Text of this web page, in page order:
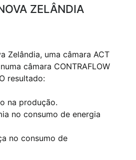
ZELÂNDIA
Zelândia, uma câmara ACT
câmara CONTRAFLOW
resultado:
na produção.
no consumo de energia
no consumo de